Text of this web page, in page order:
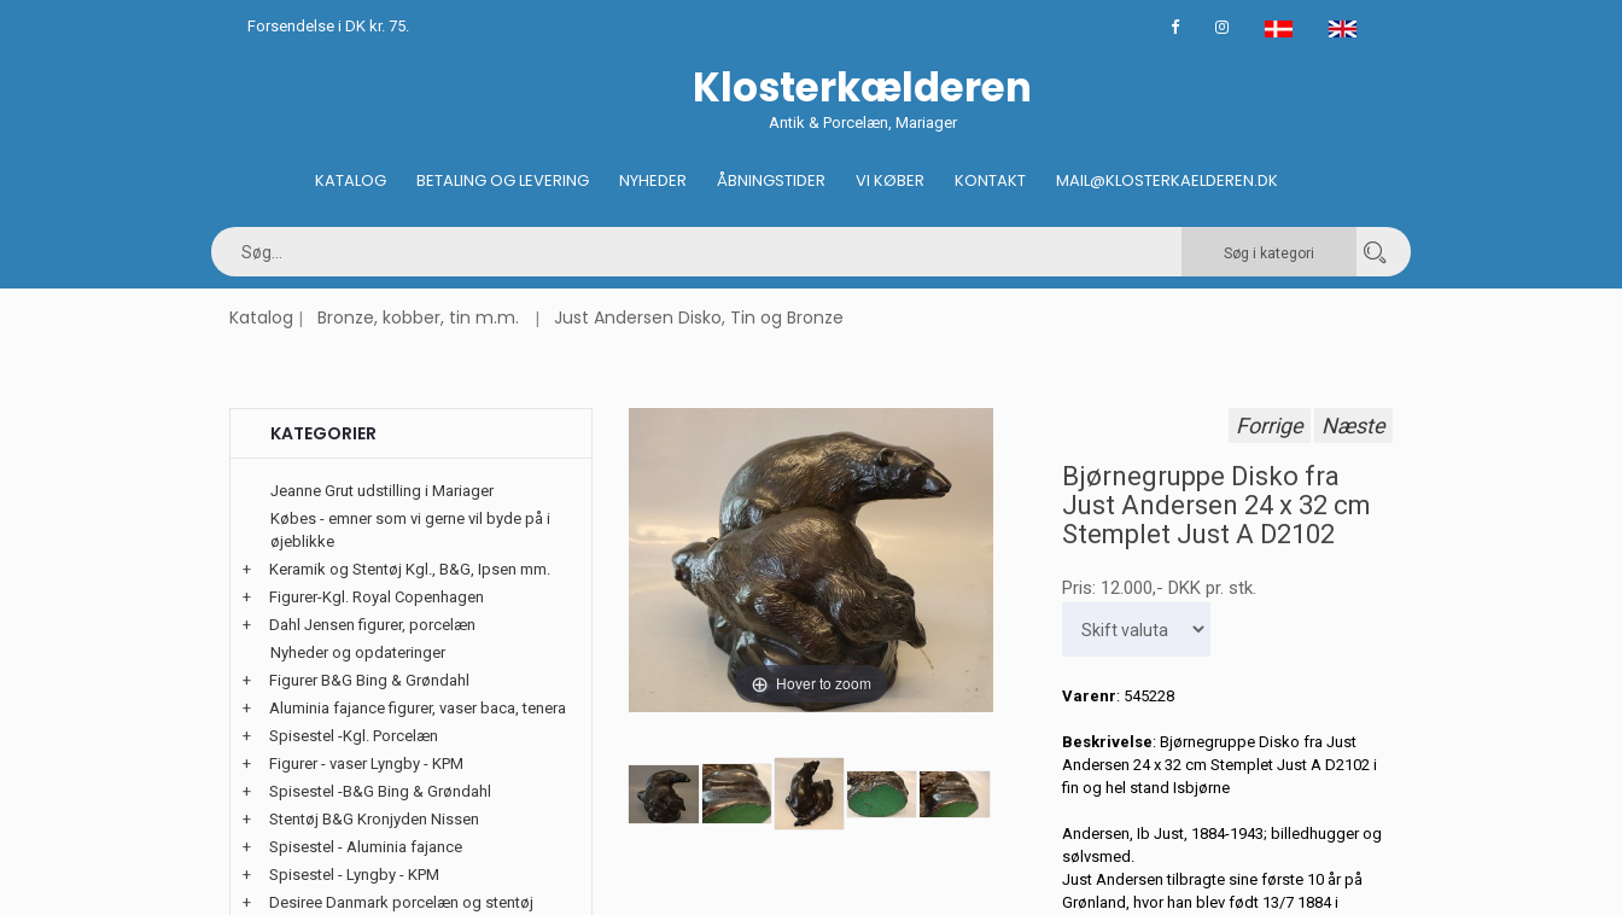
Forsendelse i DK kr. 75.
Klosterkælderen
Antik & Porcelæn, Mariager
KATALOG BETALING OG LEVERING NYHEDER ÅBNINGSTIDER VI KØBER KONTAKT MAIL@KLOSTERKAELDEREN.DK
Søg i kategori
Katalog Bronze, kobber, tin m.m. Just Andersen Disko, Tin og Bronze
KATEGORIER
Jeanne Grut udstilling i Mariager
Købes - emner som vi gerne vil byde på i
øjeblikke
+
Keramik og Stentøj Kgl., B&G, Ipsen mm.
+
Figurer-Kgl. Royal Copenhagen
+
Dahl Jensen figurer, porcelæn
Nyheder og opdateringer
+
Figurer B&G Bing & Grøndahl
+
Aluminia fajance figurer, vaser baca, tenera
+
Spisestel -Kgl. Porcelæn
+
Figurer - vaser Lyngby - KPM
+
Spisestel -B&G Bing & Grøndahl
+
Stentøj B&G Kronjyden Nissen
+
Spisestel - Aluminia fajance
+
Spisestel - Lyngby - KPM
+
Desiree Danmark porcelæn og stentøj
Hover to zoom
Forrige Næste
Bjørnegruppe Disko fra
Just Andersen 24 x 32 cm
Stemplet Just A D2102
Pris: 12.000,- DKKpr. stk.
Varenr: 545228
Beskrivelse: Bjørnegruppe Disko fra Just
Andersen 24 x 32 cm Stemplet Just A D2102 i
fin og hel stand Isbjørne
Andersen, Ib Just, 1884-1943; billedhugger og
sølvsmed.
Just Andersen tilbragte sine første 10 år på
Grønland, hvor han blev født 13/7 1884 i